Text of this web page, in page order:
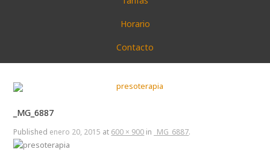
Horario
Contacto
_MG_6887
Published enero 20, 2015 at 600 × 900 in _MG_6887.